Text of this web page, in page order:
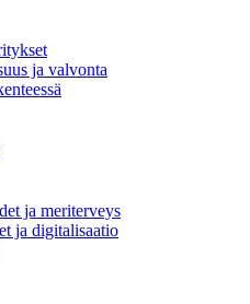
ja valvonta
ja meriterveys
ja digitalisaatio